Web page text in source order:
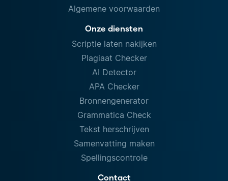
Algemene voorwaarden
Onze diensten
Scriptie laten nakijken
Plagiaat Checker
AI Detector
APA Checker
Bronnengenerator
Grammatica Check
Tekst herschrijven
Samenvatting maken
Spellingscontrole
Contact